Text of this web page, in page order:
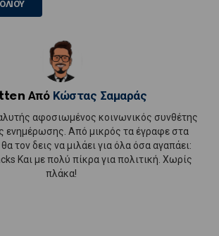
Από Κώστας Σαμαράς
αφοσιωμένος κοινωνικός συνθέτης
ενημέρωσης. Από μικρός τα έγραφε στα
τον δεις να μιλάει για όλα όσα αγαπάει:
Και με πολύ πίκρα για πολιτική. Χωρίς
πλάκα!